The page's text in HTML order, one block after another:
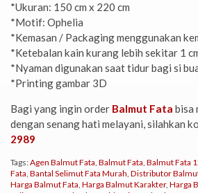
*Ukuran: 150 cm x 220 cm
*Motif: Ophelia
*Kemasan / Packaging menggunakan
*Ketebalan kain kurang lebih sekitar 1
*Nyaman digunakan saat tidur bagi si
*Printing gambar 3D
Bagi yang ingin order Balmut Fata bisa
dengan senang hati melayani, silahkan
2989
Tags:Agen Balmut Fata, Balmut Fata, Balmut Fata
Fata, Bantal Selimut Fata Murah, Distributor
Harga Balmut Fata, Harga Balmut Karakter, Harga